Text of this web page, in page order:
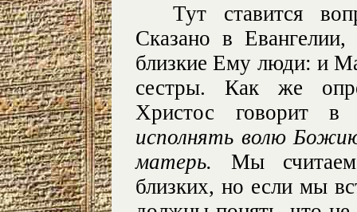
Тут ставится
Сказано в
близкие Ему люди: и
сестры. Как же
Христос говорит
исполнять волю
матерь. Мы
близких, но если мы